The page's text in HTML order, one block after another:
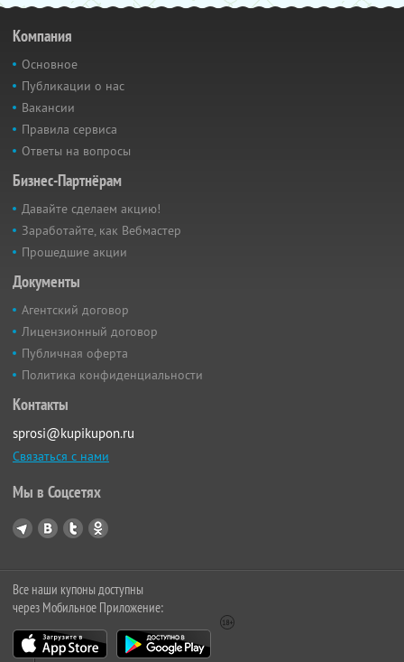
Компания
Основное
Публикации о нас
Вакансии
Правила сервиса
Ответы на вопросы
Бизнес-Партнёрам
Давайте сделаем акцию!
Заработайте, как Вебмастер
Прошедшие акции
Документы
Агентский договор
Лицензионный договор
Публичная оферта
Политика конфиденциальности
Контакты
sprosi@kupikupon.ru
Связаться с нами
Мы в Соцсетях
Все наши купоны доступны
через Мобильное Приложение: